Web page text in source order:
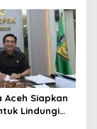
Aceh Siapkan
Lindungi